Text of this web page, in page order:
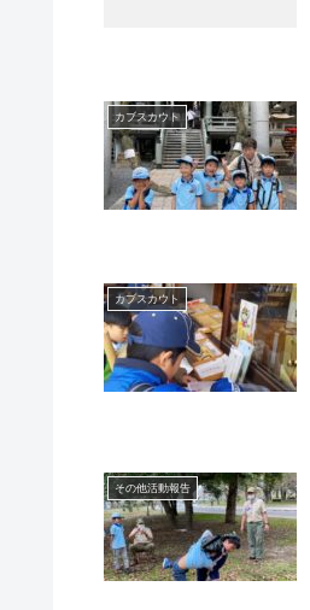
カブスカウト
カブスカウト
その他活動報告